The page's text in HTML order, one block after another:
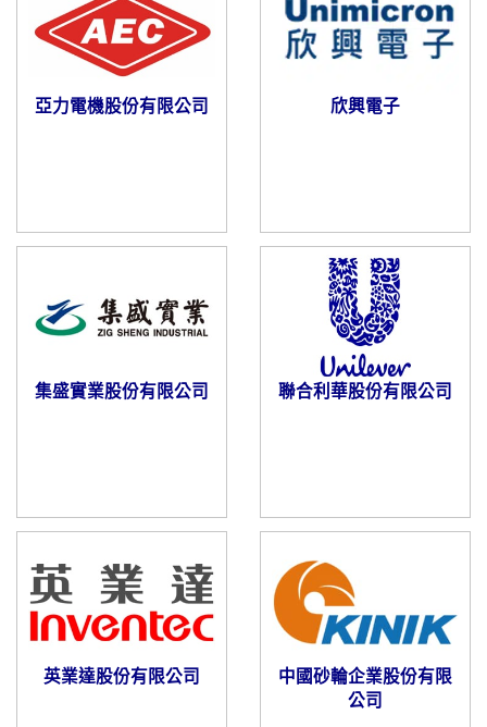
亞力電機股份有限公司 欣興電子
集盛實業股份有限公司 聯合利華股份有限公司
英業達股份有限公司
中國砂輪企業股份有限
公司